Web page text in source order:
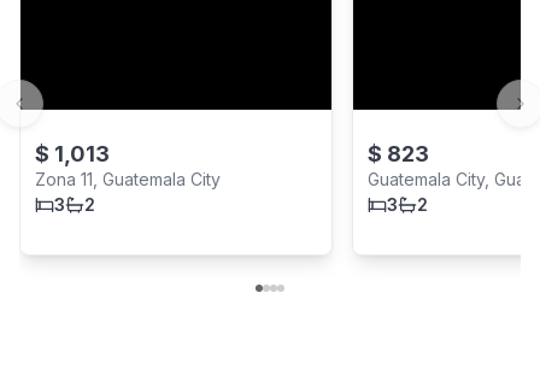
$ 1,013
Zona 11, Guatemala City
3
2
$ 823
Guatemala City,
3
2
Previous slide